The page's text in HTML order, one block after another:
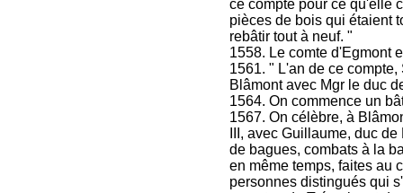
ce compte pour ce qu'elle
pièces de bois qui étaient
rebâtir tout à neuf. "
1558. Le comte d'Egmont
1561. " L'an de ce
Blâmont avec Mgr le duc
1564. On commence un
1567. On célèbre, à
III, avec Guillaume, duc
de bagues, combats à la
en même temps, faites au
personnes distingués qui